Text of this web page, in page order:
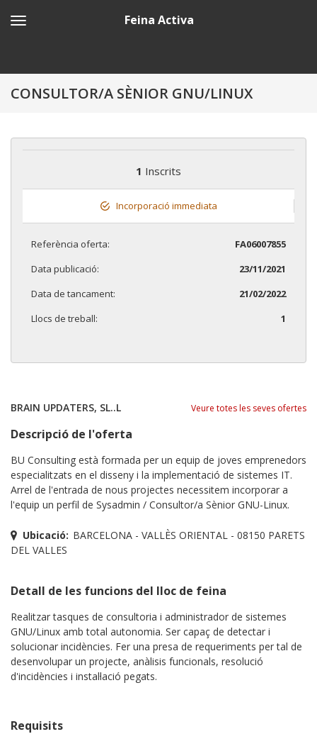
Feina Activa
CONSULTOR/A SÈNIOR GNU/LINUX
1 Inscrits
Incorporació immediata
Referència oferta:
FA06007855
Data publicació:
23/11/2021
Data de tancament:
21/02/2022
Llocs de treball:
1
BRAIN UPDATERS, SL..L Veure totes les seves ofertes
Descripció de l'oferta
BU Consulting està formada per un equip de joves emprenedors
especialitzats en el disseny i la implementació de sistemes IT.
Arrel de l'entrada de nous projectes necessitem incorporar a
l'equip un perfil de Sysadmin / Consultor/a Sènior GNU-Linux.
Ubicació: BARCELONA - VALLÈS ORIENTAL - 08150 PARETS
DEL VALLES
Detall de les funcions del lloc de feina
Realitzar tasques de consultoria i administrador de sistemes
GNU/Linux amb total autonomia. Ser capaç de detectar i
solucionar incidències. Fer una presa de requeriments per tal de
desenvolupar un projecte, anàlisis funcionals, resolució
d'incidències i instal·lació pegats.
Requisits